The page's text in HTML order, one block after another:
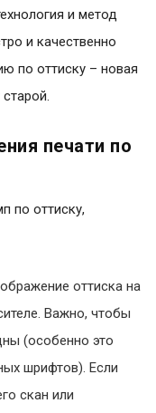
и метод
и качественно
по оттиску – новая
печати по
по оттиску,
оттиска на
Важно, чтобы
(особенно это
шрифтов). Если
скан или